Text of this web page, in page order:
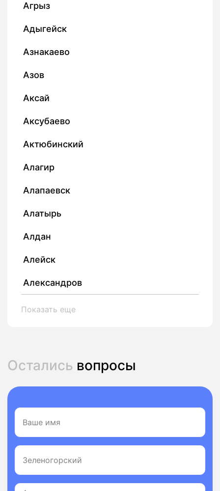
Агрыз
Адыгейск
Азнакаево
Азов
Аксай
Аксубаево
Актюбинский
Алагир
Алапаевск
Алатырь
Алдан
Алейск
Александров
Показать еще
Остались вопросы